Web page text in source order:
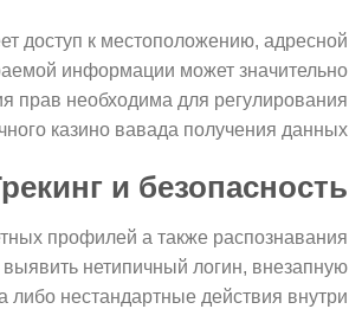
доступ к местоположению, адресной
информации может значительно
прав необходима для регулирования
казино вавада получения данных.
и безопасность
профилей а также распознавания
нетипичный логин, внезапную
либо нестандартные действия внутри